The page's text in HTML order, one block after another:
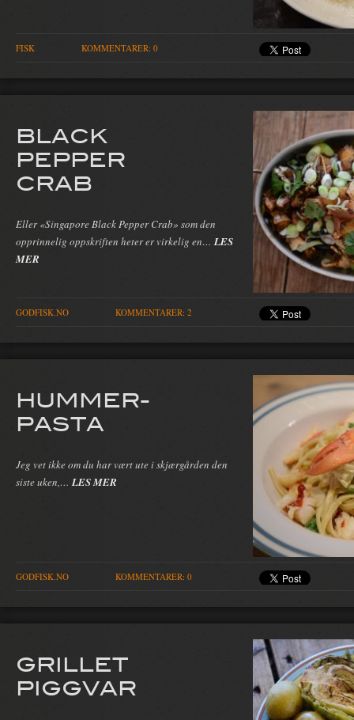
FISK KOMMENTARER: 0
BLACK
PEPPER
CRAB
Eller «Singapore Black Pepper Crab» som den
opprinnelig oppskriften heter er virkelig en… LES
MER
GODFISK.NO KOMMENTARER: 2
HUMMER-
PASTA
Jeg vet ikke om du har vært ute i skjærgården den
siste uken,… LES MER
GODFISK.NO KOMMENTARER: 0
GRILLET
PIGGVAR